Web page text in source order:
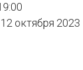
октября 2023